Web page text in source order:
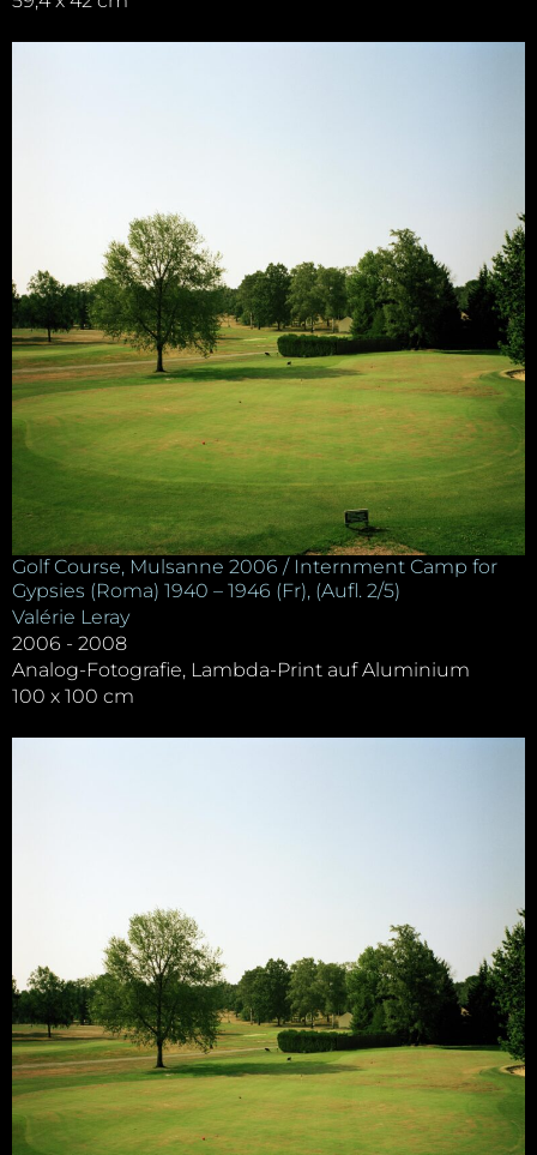
Golf Course, Mulsanne 2006 / Internment Camp for
Gypsies (Roma) 1940 – 1946 (Fr), (Aufl. 2/5)
Valérie Leray
2006 - 2008
Analog-Fotografie, Lambda-Print auf Aluminium
100 x 100 cm